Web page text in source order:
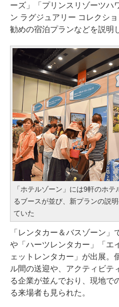
ーズ」「プリンスリゾーツハ
ン ラグジュアリー コレクシ
勧めの宿泊プランなどを説明
「ホテルゾーン」には9軒のホ
るブースが並び、新プランの説
ていた
「レンタカー＆バスゾーン」
や「ハーツレンタカー」「エ
ェットレンタカー」が出展。
ル間の送迎や、アクティビテ
る企業が並んでおり、現地で
る来場者も見られた。